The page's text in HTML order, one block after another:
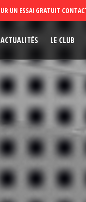
ACTUALITÉS LE CLUB